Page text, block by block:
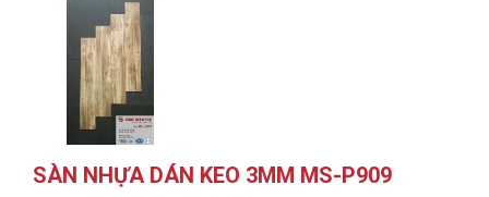
SÀN NHỰA DÁN KEO 3MM MS-P909